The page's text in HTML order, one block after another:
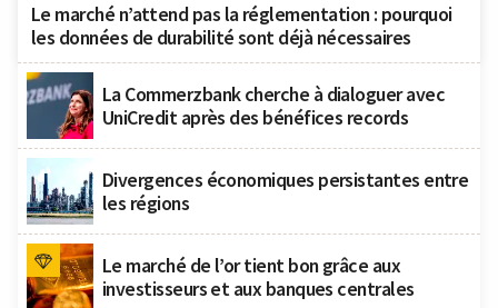
Le marché n’attend pas la réglementation : pourquoi
les données de durabilité sont déjà nécessaires
La Commerzbank cherche à dialoguer avec
UniCredit après des bénéfices records
Divergences économiques persistantes entre
les régions
Le marché de l’or tient bon grâce aux
investisseurs et aux banques centrales